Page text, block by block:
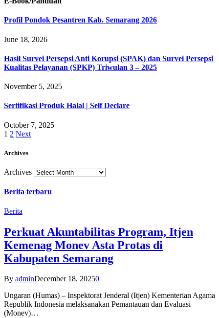
Profil Pondok Pesantren Kab. Semarang 2026
June 18, 2026
Hasil Survei Persepsi Anti Korupsi (SPAK) dan Survei Persepsi
Kualitas Pelayanan (SPKP) Triwulan 3 – 2025
November 5, 2025
Sertifikasi Produk Halal | Self Declare
October 7, 2025
1 2 Next
Archives
Archives
Berita terbaru
Berita
Perkuat Akuntabilitas Program, Itjen
Kemenag Monev Asta Protas di
Kabupaten Semarang
By adminDecember 18, 20250
Ungaran (Humas) – Inspektorat Jenderal (Itjen) Kementerian Agama
Republik Indonesia melaksanakan Pemantauan dan Evaluasi
(Monev)…